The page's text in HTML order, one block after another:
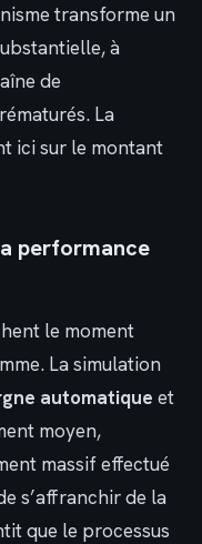
transforme un
à
de
La
ici sur le montant
performance
le moment
La simulation
automatique et
moyen,
massif effectué
s’affranchir de la
que le processus